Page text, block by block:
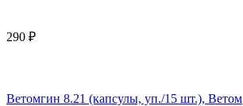
290 ₽
Ветомгин 8.21 (капсулы, уп./15 шт.), Ветом